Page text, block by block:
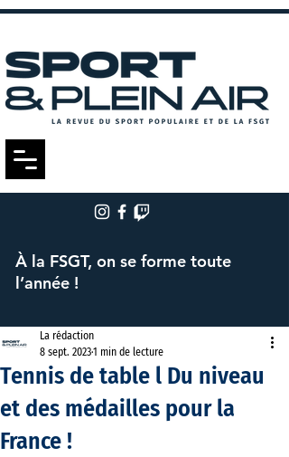
À la FSGT, on se forme toute
l’année !
Tennis de table l Du niveau
et des médailles pour la
France !
La rédaction
8 sept. 20231 min de lecture